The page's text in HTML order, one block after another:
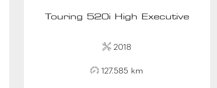
Touring 520i High Executive
2018
127.585 km